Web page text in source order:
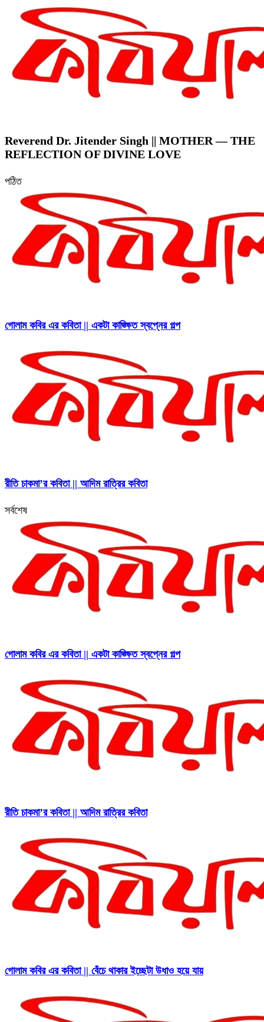
Reverend Dr. Jitender Singh || MOTHER — THE
REFLECTION OF DIVINE LOVE
পঠিত
গোলাম কবির এর কবিতা || একটা কাঙ্ক্ষিত স্বপ্নের গল্প
রীতি চাকমা’র কবিতা || আদিম রাত্রির কবিতা
সর্বশেষ
গোলাম কবির এর কবিতা || একটা কাঙ্ক্ষিত স্বপ্নের গল্প
রীতি চাকমা’র কবিতা || আদিম রাত্রির কবিতা
গোলাম কবির এর কবিতা || বেঁচে থাকার ইচ্ছেটা উধাও হয়ে যায়